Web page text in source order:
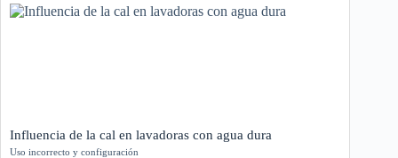
Influencia de la cal en lavadoras con agua dura
Uso incorrecto y configuración